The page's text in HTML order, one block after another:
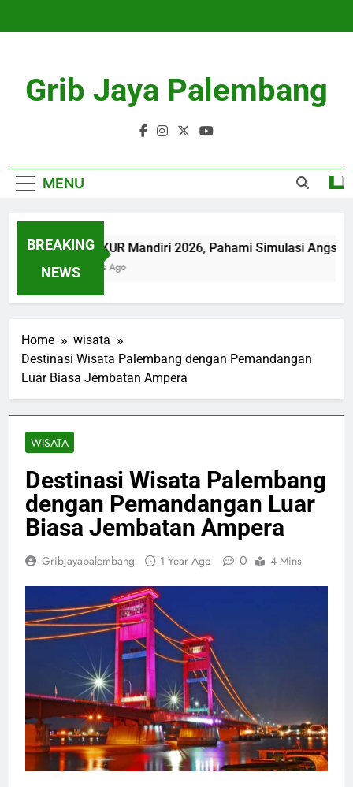
Grib Jaya Palembang
MENU
BREAKING
NEWS
Tabel KUR Mandiri 2026, Pahami Simulasi
3 Months Ago
Home
wisata
Destinasi Wisata Palembang dengan Pemandangan
Luar Biasa Jembatan Ampera
WISATA
Destinasi Wisata Palembang
dengan Pemandangan Luar
Biasa Jembatan Ampera
Gribjayapalembang 1 Year Ago 0 4 Mins